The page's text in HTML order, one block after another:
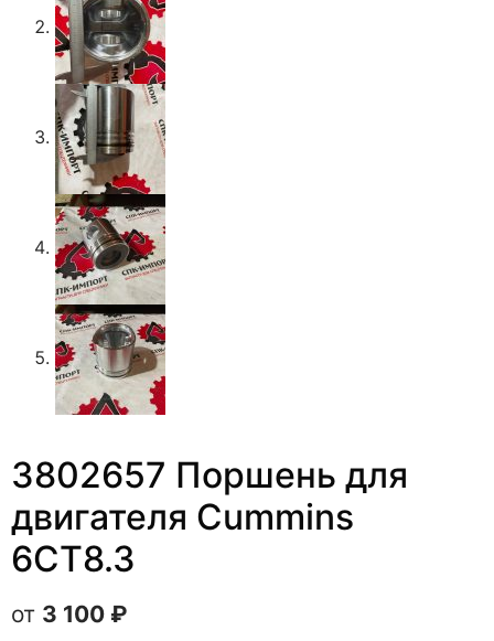
3802657 Поршень для
двигателя Cummins
6CT8.3
3 100 ₽